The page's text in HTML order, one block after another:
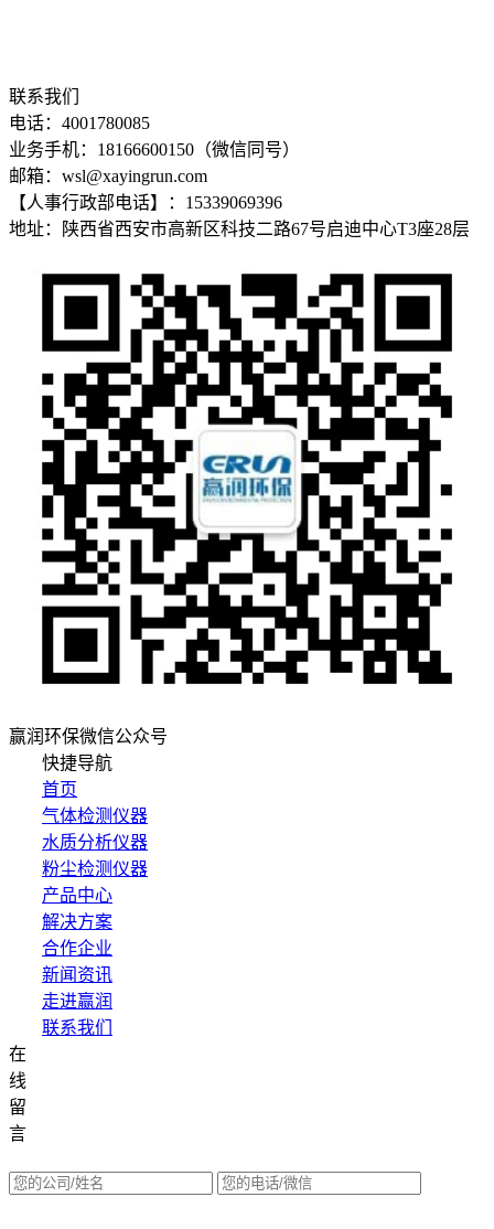
联系我们
电话：4001780085
业务手机：18166600150（微信同号）
邮箱：wsl@xayingrun.com
【人事行政部电话】：15339069396
地址：陕西省西安市高新区科技二路67号启迪中心T3座28层
赢润环保微信公众号
快捷导航
首页
气体检测仪器
水质分析仪器
粉尘检测仪器
产品中心
解决方案
合作企业
新闻资讯
走进赢润
联系我们
在
线
留
言